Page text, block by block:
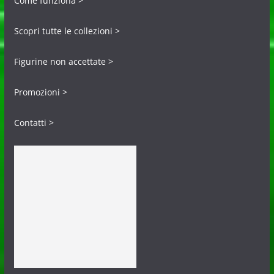
Scopri tutte le collezioni >
Figurine non accettate >
Promozioni >
Contatti >